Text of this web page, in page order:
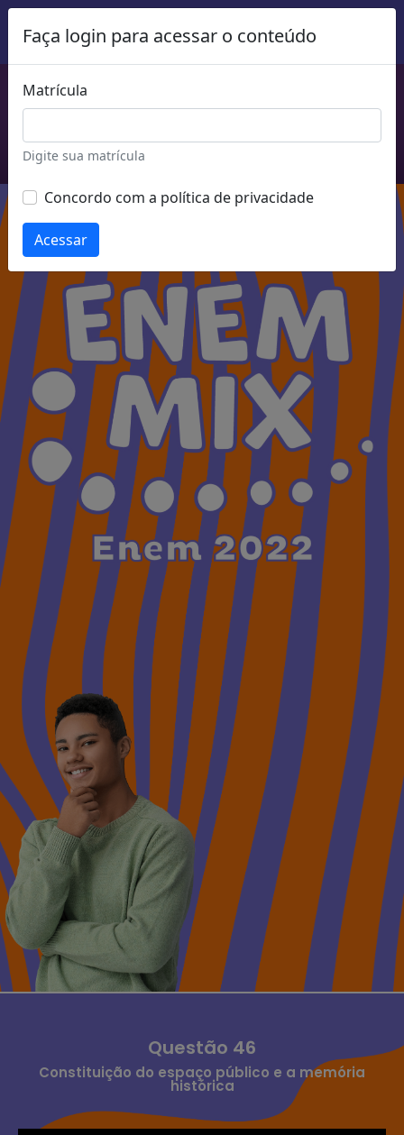
Acessar mais cursos
Questão 46
Constituição do espaço público e a memória
histórica
Faça login para acessar o conteúdo
Matrícula
Digite sua matrícula
Concordo com a política de privacidade
Acessar